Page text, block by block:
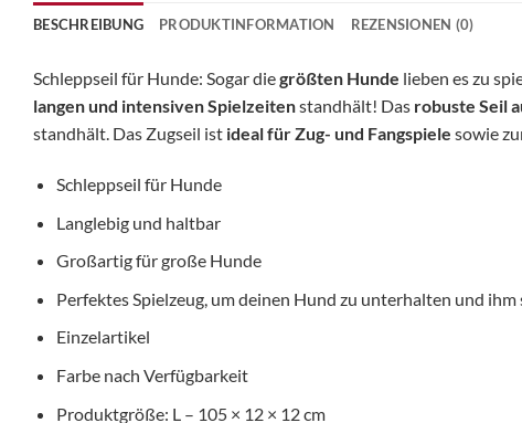
BESCHREIBUNG PRODUKTINFORMATION REZENSIONEN (0)
Schleppseil für Hunde: Sogar diegrößten Hunde lieben es zu
langen und intensiven Spielzeitenstandhält! Das robuste Seil
standhält. Das Zugseil ist ideal für Zug- und Fangspiele sowie
Schleppseil für Hunde
Langlebig und haltbar
Großartig für große Hunde
Perfektes Spielzeug, um deinen Hund zu unterhalten und
Einzelartikel
Farbe nach Verfügbarkeit
Produktgröße: L – 105 × 12 × 12 cm